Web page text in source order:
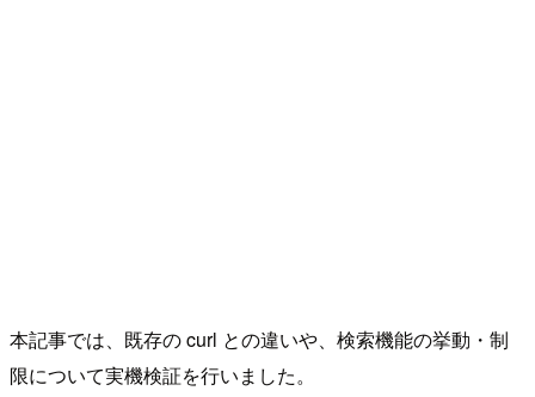
本記事では、既存の curl との違いや、検索機能の挙動・制
限について実機検証を行いました。